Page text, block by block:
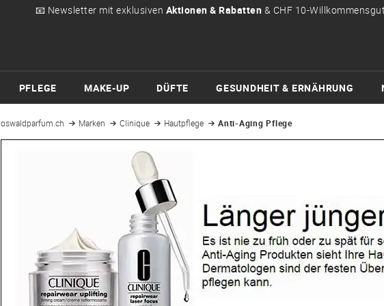
📧 Newsletter mit exklusiven Aktionen & Rabatten & CHF 10-
PFLEGE MAKE-UP DÜFTE GESUNDHEIT & ERNÄHRUNG
oswaldparfum.ch Marken Clinique Hautpflege Anti-Aging Pflege